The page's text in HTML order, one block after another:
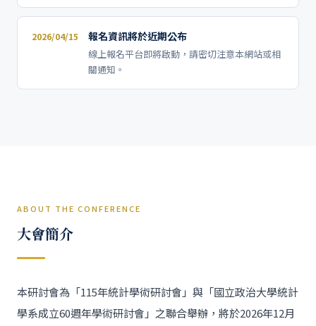
2026/04/15 報名資訊將於近期公布
線上報名平台即將啟動，請密切注意本網站或相
關通知。
ABOUT THE CONFERENCE
大會簡介
本研討會為「115年統計學術研討會」與「國立政治大學統計
學系成立60週年學術研討會」之聯合舉辦，將於2026年12月